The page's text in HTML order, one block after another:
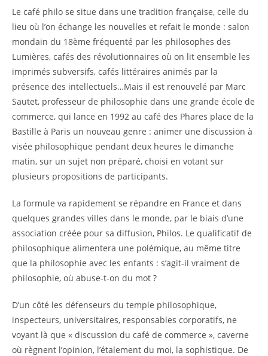
Le café philo se situe dans une tradition française, celle du
lieu où l’on échange les nouvelles et refait le monde : salon
mondain du 18ème fréquenté par les philosophes des
Lumières, cafés des révolutionnaires où on lit ensemble les
imprimés subversifs, cafés littéraires animés par la
présence des intellectuels…Mais il est renouvelé par Marc
Sautet, professeur de philosophie dans une grande école de
commerce, qui lance en 1992 au café des Phares place de la
Bastille à Paris un nouveau genre : animer une discussion à
visée philosophique pendant deux heures le dimanche
matin, sur un sujet non préparé, choisi en votant sur
plusieurs propositions de participants.
La formule va rapidement se répandre en France et dans
quelques grandes villes dans le monde, par le biais d’une
association créée pour sa diffusion, Philos. Le qualificatif de
philosophique alimentera une polémique, au même titre
que la philosophie avec les enfants : s’agit-il vraiment de
philosophie, où abuse-t-on du mot ?
D’un côté les défenseurs du temple philosophique,
inspecteurs, universitaires, responsables corporatifs, ne
voyant là que « discussion du café de commerce », caverne
où règnent l’opinion, l’étalement du moi, la sophistique. De